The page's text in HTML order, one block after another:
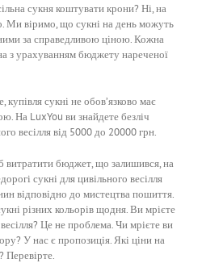
сукня коштувати крони? Ні, на
Ми віримо, що сукні на день можуть
за справедливою ціною. Кожна
з урахуванням бюджету нареченої
сукні не обов’язково має
На LuxYou ви знайдете безліч
весілля від 5000 до 20000 грн.
витратити бюджет, що залишився, на
сукні для цивільного весілля
відповідно до мистецтва пошиття.
різних кольорів щодня. Ви мрієте
Це не проблема. Чи мрієте ви
У нас є пропозиція. Які ціни на
Перевірте.